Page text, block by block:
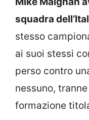
squadra
stesso
ai suoi stessi
perso contro
nessuno,
formazione